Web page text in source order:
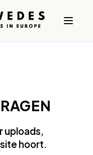
uploads,
hoort.